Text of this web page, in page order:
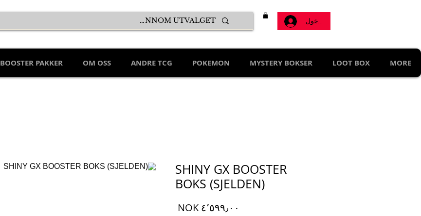
تسجيل الدخول
BOOSTER PAKKER OM OSS ANDRE TCG POKEMON MYSTERY BOKSER LOOT BOX MORE
SHINY GX BOOSTER
BOKS (SJELDEN)